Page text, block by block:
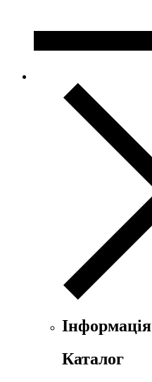
Інформація
Каталог